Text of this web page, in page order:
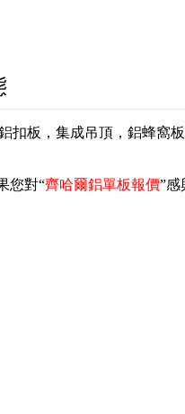
扣板，集成吊頂，鋁蜂
您對“齊哈爾鋁單板報價”感